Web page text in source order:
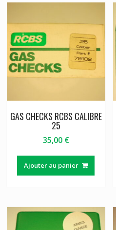
GAS CHECKS RCBS CALIBRE
25
35,00 €
Ajouter au panier